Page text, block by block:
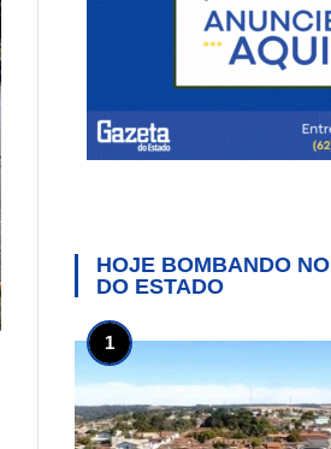
HOJE BOMBANDO NO
DO ESTADO